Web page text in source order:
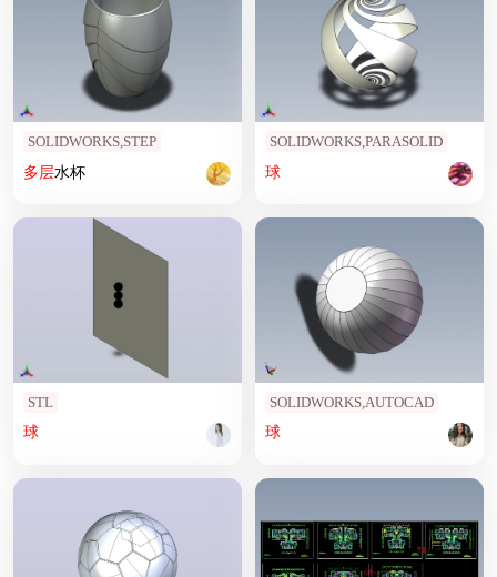
SOLIDWORKS,STEP
多层水杯
SOLIDWORKS,PARASOLID
球
STL
球
SOLIDWORKS,AUTOCAD
球